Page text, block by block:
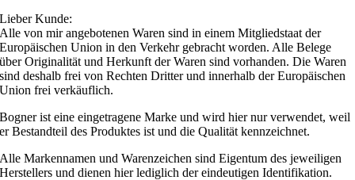
Lieber Kunde:
Alle von mir angebotenen Waren sind in einem Mitgliedstaat der
Europäischen Union in den Verkehr gebracht worden. Alle Belege
über Originalität und Herkunft der Waren sind vorhanden. Die Waren
sind deshalb frei von Rechten Dritter und innerhalb der Europäischen
Union frei verkäuflich.
Bogner ist eine eingetragene Marke und wird hier nur verwendet, weil
er Bestandteil des Produktes ist und die Qualität kennzeichnet.
Alle Markennamen und Warenzeichen sind Eigentum des jeweiligen
Herstellers und dienen hier lediglich der eindeutigen Identifikation.